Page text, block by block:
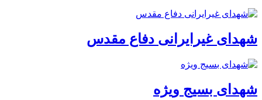
شهدای غیرایرانی دفاع مقدس
شهدای بسیج ویژه